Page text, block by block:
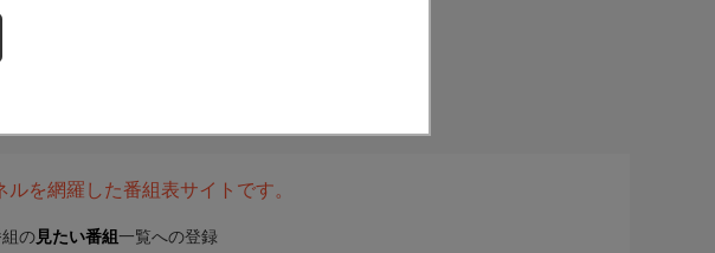
を網羅した番組表サイトです。
の 見たい番組 一覧への登録